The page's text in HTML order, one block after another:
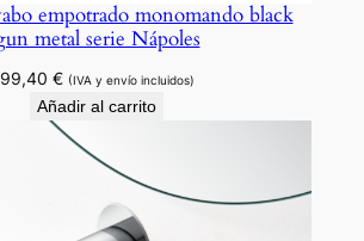
empotrado monomando black
metal serie Nápoles
99,40 € (IVA y envío incluidos)
Añadir al carrito